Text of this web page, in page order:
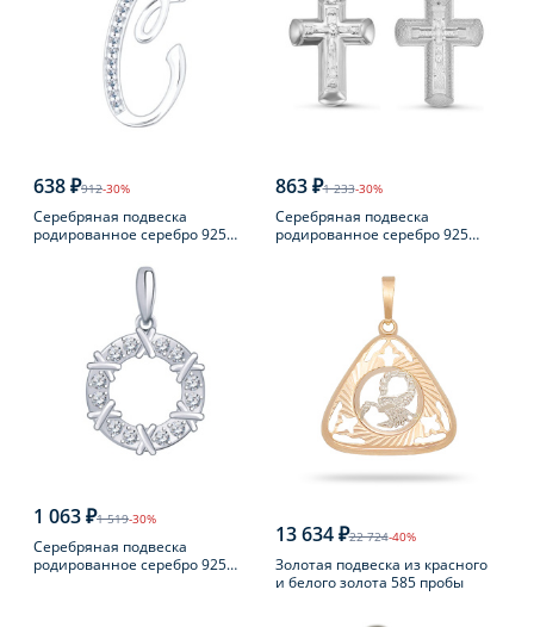
638 ₽912-30%
Серебряная подвеска
родированное серебро 925
863 ₽1 233-30%
Серебряная подвеска
родированное серебро 925
1 063 ₽1 519-30%
Серебряная подвеска
родированное серебро 925
13 634 ₽22 724-40%
Золотая подвеска из красного
и белого золота 585 пробы